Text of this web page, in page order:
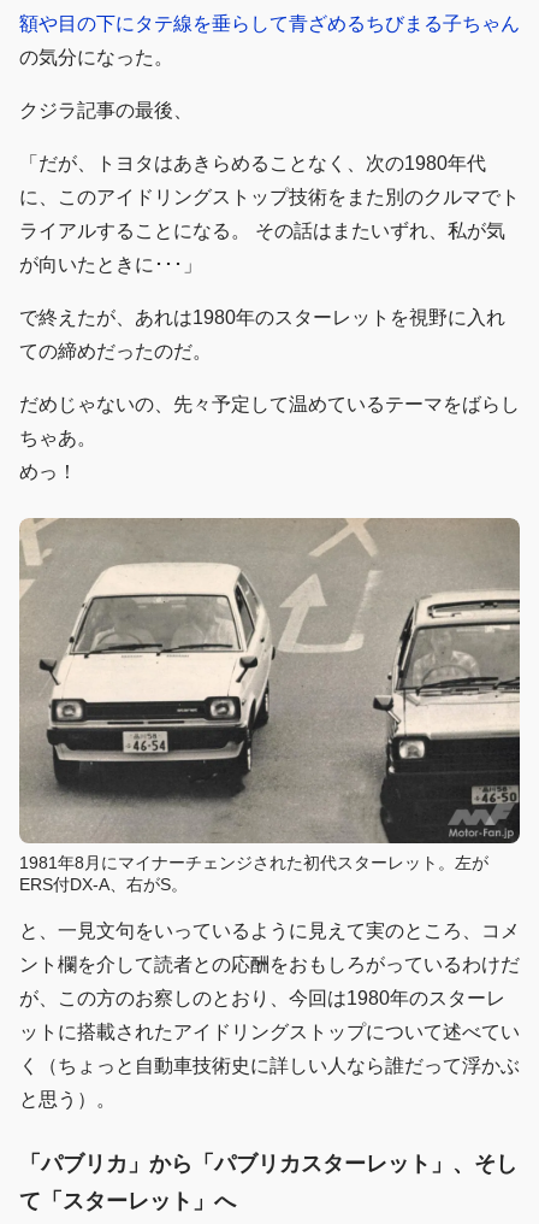
額や目の下にタテ線を垂らして青ざめるちびまる子ちゃん
の気分になった。
クジラ記事の最後、
「だが、トヨタはあきらめることなく、次の1980年代
に、このアイドリングストップ技術をまた別のクルマでト
ライアルすることになる。 その話はまたいずれ、私が気
が向いたときに･･･」
で終えたが、あれは1980年のスターレットを視野に入れ
ての締めだったのだ。
だめじゃないの、先々予定して温めているテーマをばらし
ちゃあ。
めっ！
1981年8月にマイナーチェンジされた初代スターレット。左が
ERS付DX-A、右がS。
と、一見文句をいっているように見えて実のところ、コメ
ント欄を介して読者との応酬をおもしろがっているわけだ
が、この方のお察しのとおり、今回は1980年のスターレ
ットに搭載されたアイドリングストップについて述べてい
く（ちょっと自動車技術史に詳しい人なら誰だって浮かぶ
と思う）。
「パブリカ」から「パブリカスターレット」、そし
て「スターレット」へ